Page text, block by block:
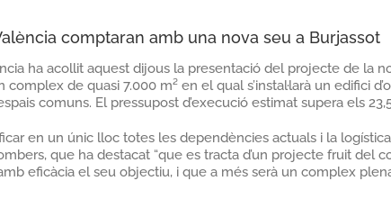
comptaran amb una nova seu a Burjassot
ha acollit aquest dijous la presentació del projecte de la
complex de quasi 7.000 m² en el qual s’instal·larà un edifici
comuns. El pressupost d’execució estimat supera els
en un únic lloc totes les dependències actuals i la
que ha destacat “que es tracta d’un projecte fruit
eficàcia el seu objectiu, i que a més serà un complex